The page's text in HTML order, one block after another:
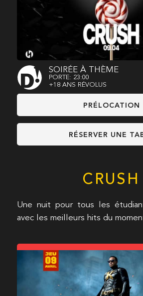
SOIRÉE À THÈME
PORTE: 23:00
+18 ANS RÉVOLUS
PRÉLOCATION
RÉSERVER UNE
CRUSH
Une nuit pour tous les
avec les meilleurs hits du